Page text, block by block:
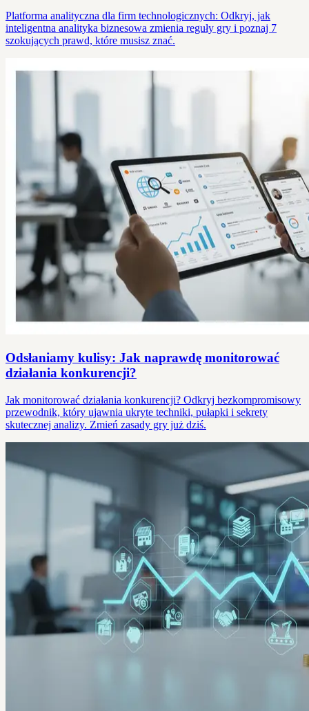
Platforma analityczna dla firm technologicznych: Odkryj, jak
inteligentna analityka biznesowa zmienia reguły gry i poznaj 7
szokujących prawd, które musisz znać.
Odsłaniamy kulisy: Jak naprawdę monitorować
działania konkurencji?
Jak monitorować działania konkurencji? Odkryj bezkompromisowy
przewodnik, który ujawnia ukryte techniki, pułapki i sekrety
skutecznej analizy. Zmień zasady gry już dziś.